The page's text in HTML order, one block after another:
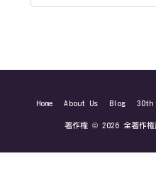
Home About Us Blog 30th
著作権 © 2026 全著作